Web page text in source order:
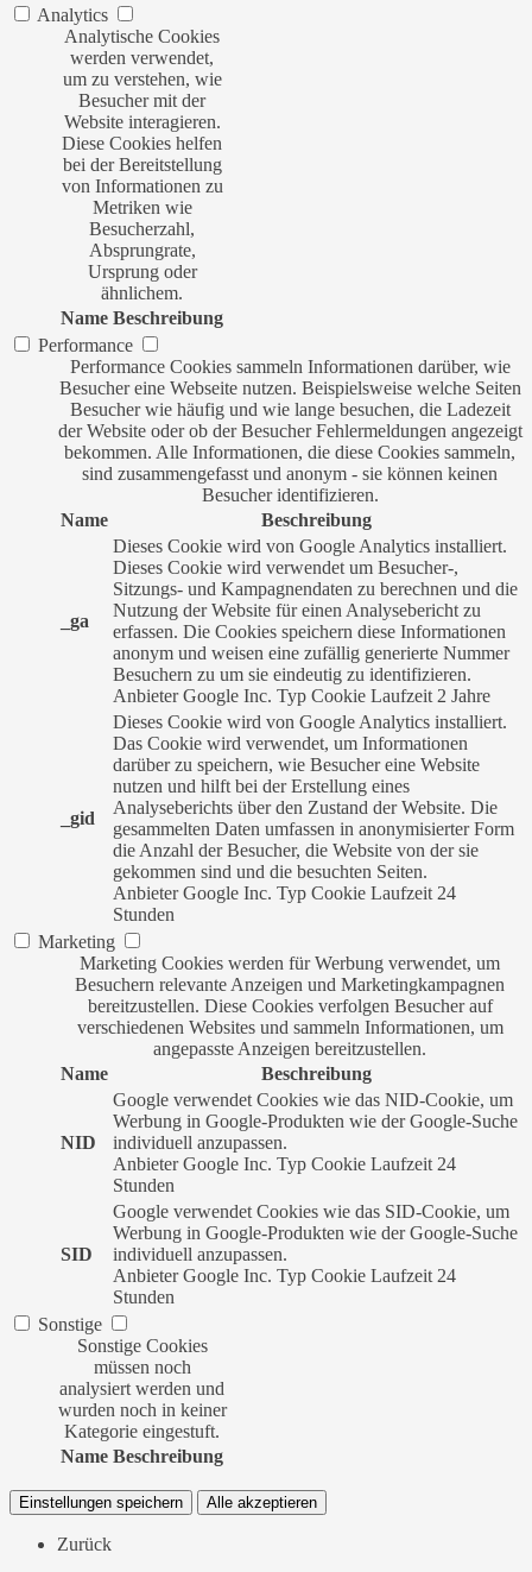
Analytics
Analytische Cookies
werden verwendet,
um zu verstehen, wie
Besucher mit der
Website interagieren.
Diese Cookies helfen
bei der Bereitstellung
von Informationen zu
Metriken wie
Besucherzahl,
Absprungrate,
Ursprung oder
ähnlichem.
Name Beschreibung
Performance
Performance Cookies sammeln Informationen darüber, wie
Besucher eine Webseite nutzen. Beispielsweise welche Seiten
Besucher wie häufig und wie lange besuchen, die Ladezeit
der Website oder ob der Besucher Fehlermeldungen angezeigt
bekommen. Alle Informationen, die diese Cookies sammeln,
sind zusammengefasst und anonym - sie können keinen
Besucher identifizieren.
Name
Beschreibung
_ga
Dieses Cookie wird von Google Analytics installiert.
Dieses Cookie wird verwendet um Besucher-,
Sitzungs- und Kampagnendaten zu berechnen und die
Nutzung der Website für einen Analysebericht zu
erfassen. Die Cookies speichern diese Informationen
anonym und weisen eine zufällig generierte Nummer
Besuchern zu um sie eindeutig zu identifizieren.
Anbieter Google Inc. Typ Cookie Laufzeit 2 Jahre
_gid
Dieses Cookie wird von Google Analytics installiert.
Das Cookie wird verwendet, um Informationen
darüber zu speichern, wie Besucher eine Website
nutzen und hilft bei der Erstellung eines
Analyseberichts über den Zustand der Website. Die
gesammelten Daten umfassen in anonymisierter Form
die Anzahl der Besucher, die Website von der sie
gekommen sind und die besuchten Seiten.
Anbieter Google Inc. Typ Cookie Laufzeit 24
Stunden
Marketing
Marketing Cookies werden für Werbung verwendet, um
Besuchern relevante Anzeigen und Marketingkampagnen
bereitzustellen. Diese Cookies verfolgen Besucher auf
verschiedenen Websites und sammeln Informationen, um
angepasste Anzeigen bereitzustellen.
Name
Beschreibung
NID
Google verwendet Cookies wie das NID-Cookie, um
Werbung in Google-Produkten wie der Google-Suche
individuell anzupassen.
Anbieter Google Inc. Typ Cookie Laufzeit 24
Stunden
SID
Google verwendet Cookies wie das SID-Cookie, um
Werbung in Google-Produkten wie der Google-Suche
individuell anzupassen.
Anbieter Google Inc. Typ Cookie Laufzeit 24
Stunden
Sonstige
Sonstige Cookies
müssen noch
analysiert werden und
wurden noch in keiner
Kategorie eingestuft.
Name Beschreibung
Einstellungen speichern Alle akzeptieren
Zurück